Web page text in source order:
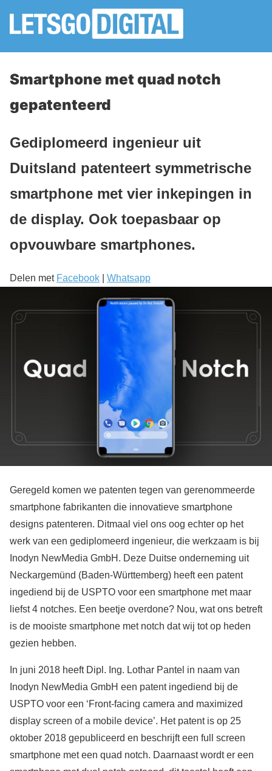
Smartphone met quad notch
gepatenteerd
Gediplomeerd ingenieur uit
Duitsland patenteert symmetrische
smartphone met vier inkepingen in
de display. Ook toepasbaar op
opvouwbare smartphones.
Delen met Facebook Whatsapp
Geregeld komen we patenten tegen van gerenommeerde
smartphone fabrikanten die innovatieve smartphone
designs patenteren. Ditmaal viel ons oog echter op het
werk van een gediplomeerd ingenieur, die werkzaam is bij
Inodyn NewMedia GmbH. Deze Duitse onderneming uit
Neckargemünd (Baden-Württemberg) heeft een patent
ingediend bij de USPTO voor een smartphone met maar
liefst 4 notches. Een beetje overdone? Nou, wat ons betreft
is de mooiste smartphone met notch dat wij tot op heden
gezien hebben.
In juni 2018 heeft Dipl. Ing. Lothar Pantel in naam van
Inodyn NewMedia GmbH een patent ingediend bij de
USPTO voor een ‘Front-facing camera and maximized
display screen of a mobile device’. Het patent is op 25
oktober 2018 gepubliceerd en beschrijft een full screen
smartphone met een quad notch. Daarnaast wordt er een